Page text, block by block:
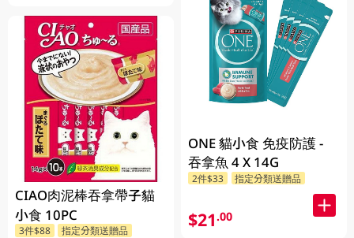
CIAO肉泥棒吞拿帶子貓
小食 10PC
3件$88 指定分類送贈品
ONE 貓小食 免疫防護 -
吞拿魚 4 X 14G
2件$33 指定分類送贈品
$21.00